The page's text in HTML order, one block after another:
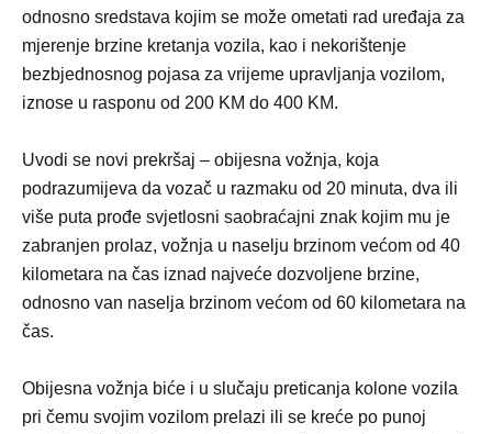
odnosno sredstava kojim se može ometati rad uređaja za
mjerenje brzine kretanja vozila, kao i nekorištenje
bezbjednosnog pojasa za vrijeme upravljanja vozilom,
iznose u rasponu od 200 KM do 400 KM.
Uvodi se novi prekršaj – obijesna vožnja, koja
podrazumijeva da vozač u razmaku od 20 minuta, dva ili
više puta prođe svjetlosni saobraćajni znak kojim mu je
zabranjen prolaz, vožnja u naselju brzinom većom od 40
kilometara na čas iznad najveće dozvoljene brzine,
odnosno van naselja brzinom većom od 60 kilometara na
čas.
Obijesna vožnja biće i u slučaju preticanja kolone vozila
pri čemu svojim vozilom prelazi ili se kreće po punoj